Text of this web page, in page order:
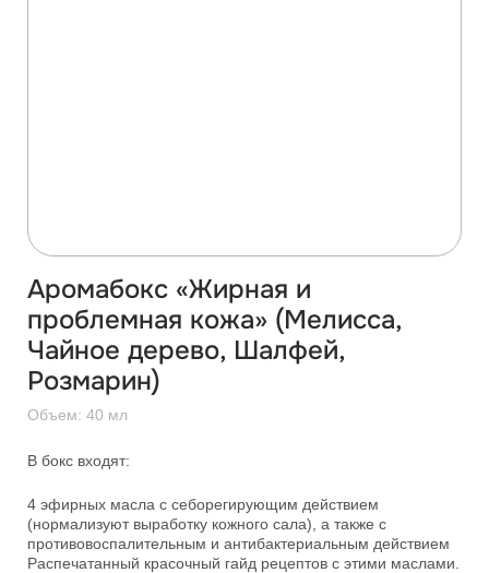
Аромабокс «Жирная и
проблемная кожа» (Мелисса,
Чайное дерево, Шалфей,
Розмарин)
Объем: 40 мл
В бокс входят:
4 эфирных масла с себорегирующим действием
(нормализуют выработку кожного сала), а также с
противовоспалительным и антибактериальным действием
Распечатанный красочный гайд рецептов с этими маслами.